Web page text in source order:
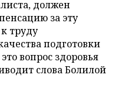
должен
за эту
труду
подготовки
вопрос здоровья
слова Болилой